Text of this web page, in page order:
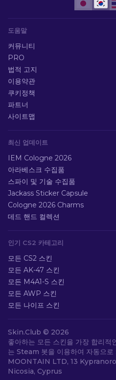
도움말
커뮤니티
PRO
법적 고지
이용약관
쿠키정책
파트너
사이트맵
최신 업데이트
IEM Cologne 2026
아라베스크 수집품
스파이 및 기술 수집품
Jackass Sticker Capsule
Cologne 2026 Charms
데드 핸드 컬렉션
인기 CS2 카테고리
모든 CS2 스킨
모든 AK-47 스킨
모든 M4A1-S 스킨
모든 AWP 스킨
모든 나이프 스킨
Skin.Club © 2026
좋아하는 모든 스킨을 가장 합리적
는 Steam 봇을 이용하여 자동으로
MOONTAIN LTD, 13
Nicosia, Cyprus